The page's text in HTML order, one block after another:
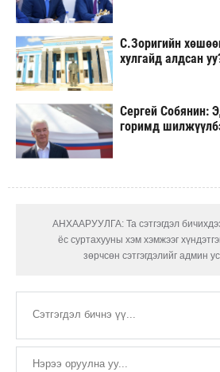
С.Зоригийн
хулгайд алдсан
Сергей Собянин:
горимд
АНХААРУУЛГА: Та сэтгэгдэл
ёс суртахууны хэм хэмжээг
зөрчсөн сэтгэгдэлийг админ